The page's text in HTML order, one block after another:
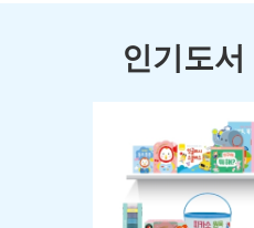
인기도서